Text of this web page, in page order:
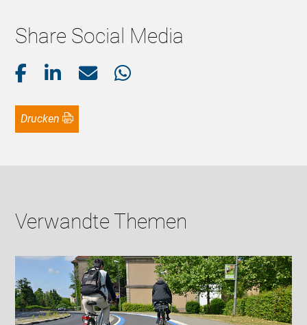
Share Social Media
Drucken
Verwandte Themen